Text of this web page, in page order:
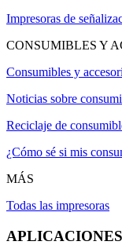
Impresoras de
CONSUMIBLES Y
Consumibles y
Noticias sobre
Reciclaje de
¿Cómo sé si mis
MÁS
Todas las impresoras